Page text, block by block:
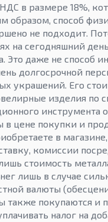
в размере 18%,
образом, способ
не подходит.
на сегодняшний
Это даже не способ
долгосрочной
украшений. Его
изделия по
инструмента
в цене покупки и
в
комиссии
стоимость
лишь в случае
валюты
также покупаются и
налог на